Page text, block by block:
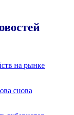
на рынке
снова